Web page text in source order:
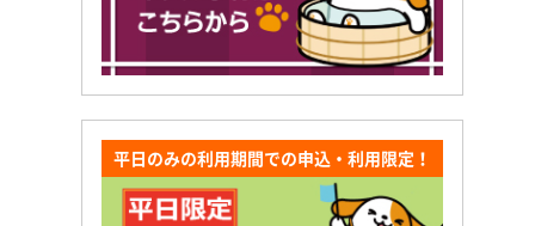
平日のみの利用期間での申込・利用限定！